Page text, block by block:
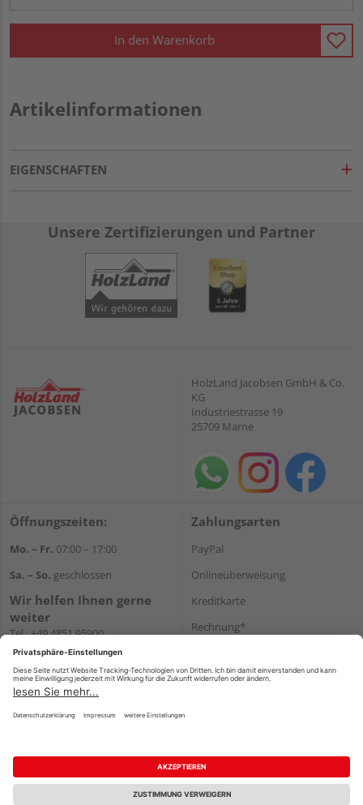
In den Warenkorb
Artikelinformationen
EIGENSCHAFTEN
Unsere Zertifizierungen und Partner
HolzLand Jacobsen GmbH & Co.
KG
Industriestrasse 19
25709 Marne
Öffnungszeiten:
Mo. – Fr. 07:00 – 17:00
Sa. – So. geschlossen
Wir helfen Ihnen gerne
weiter
Tel.:+49 4851 95900
E-Mail:info@holzland-
WhatsApp
Zahlungsarten
PayPal
Onlineüberweisung
Kreditkarte
Rechnung*
Versand
Impressum AGB Widerruf
Datenschutz
Reservierungsbedingungen
Vertrag widerrufen